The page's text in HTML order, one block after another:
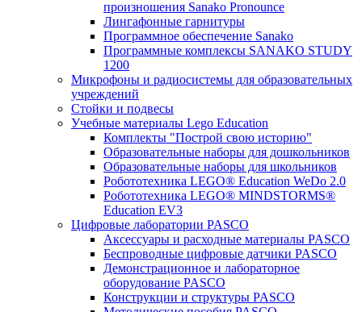
произношения Sanako Pronounce
Лингафонные гарнитуры
Программное обеспечение Sanako
Программные комплексы SANAKO STUDY
1200
Микрофоны и радиосистемы для образовательных
учреждений
Стойки и подвесы
Учебные материалы Lego Education
Комплекты "Построй свою историю"
Образовательные наборы для дошкольников
Образовательные наборы для школьников
Робототехника LEGO® Education WeDo 2.0
Робототехника LEGO® MINDSTORMS®
Education EV3
Цифровые лаборатории PASCO
Аксессуары и расходные материалы PASCO
Беспроводные цифровые датчики PASCO
Демонстрационное и лабораторное
оборудование PASCO
Конструкции и структуры PASCO